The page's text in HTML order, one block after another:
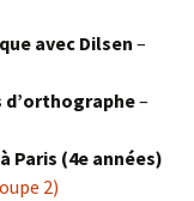
avec Dilsen –
d’orthographe–
Paris (4e années)
2)